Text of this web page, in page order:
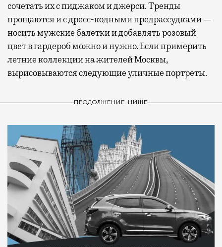
сочетать их с пиджаком и джерси. Тренды
прощаются и с дресс-кодными предрассудками —
носить мужские балетки и добавлять розовый
цвет в гардероб можно и нужно. Если примерить
летние коллекции на жителей Москвы,
вырисовываются следующие уличные портреты.
ПРОДОЛЖЕНИЕ НИЖЕ